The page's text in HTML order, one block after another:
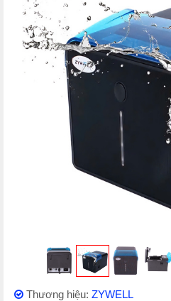
Thương hiệu: ZYWELL